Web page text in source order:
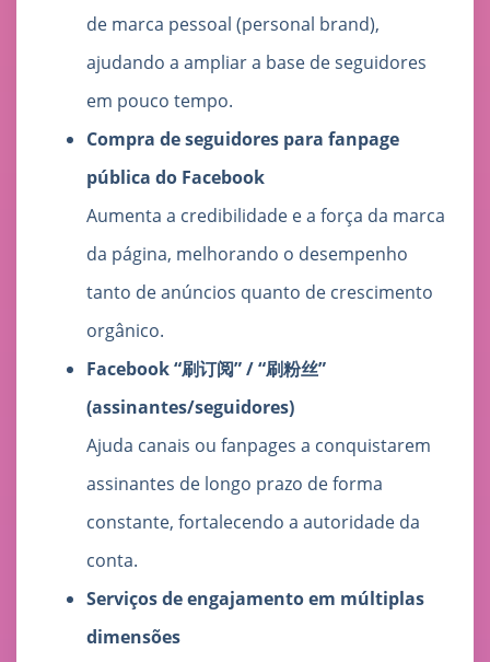
de marca pessoal (personal brand),
ajudando a ampliar a base de seguidores
em pouco tempo.
Compra de seguidores para fanpage
pública do Facebook
Aumenta a credibilidade e a força da marca
da página, melhorando o desempenho
tanto de anúncios quanto de crescimento
orgânico.
Facebook “刷订阅” / “刷粉丝”
(assinantes/seguidores)
Ajuda canais ou fanpages a conquistarem
assinantes de longo prazo de forma
constante, fortalecendo a autoridade da
conta.
Serviços de engajamento em múltiplas
dimensões